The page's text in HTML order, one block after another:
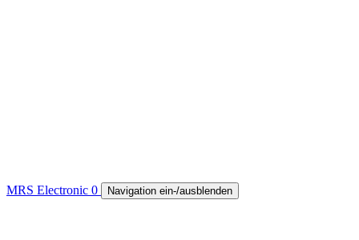
MRS Electronic 0 Navigation ein-/ausblenden